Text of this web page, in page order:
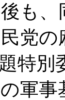
も、
党
特
軍